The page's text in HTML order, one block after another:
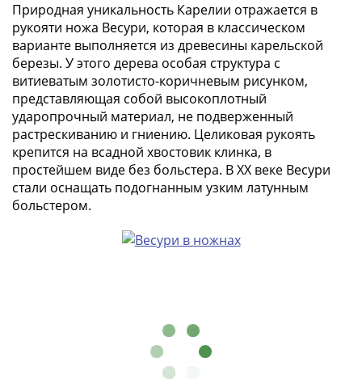
(1725-
1727)
Петр
(1700-
1725)
Наборы
коллекции
Монеты
Природная уникальность Карелии отражается в
рукояти ножа Весури, которая в классическом
варианте выполняется из древесины карельской
березы. У этого дерева особая структура с
витиеватым золотисто-коричневым рисунком,
представляющая собой высокоплотный
ударопрочный материал, не подверженный
растрескиванию и гниению. Целиковая рукоять
крепится на всадной хвостовик клинка, в
простейшем виде без больстера. В XX веке Весури
стали оснащать подогнанным узким латунным
больстером.